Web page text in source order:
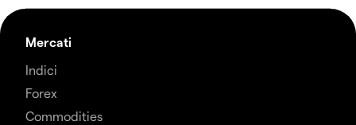
Mercati
Indici
Forex
Commodities